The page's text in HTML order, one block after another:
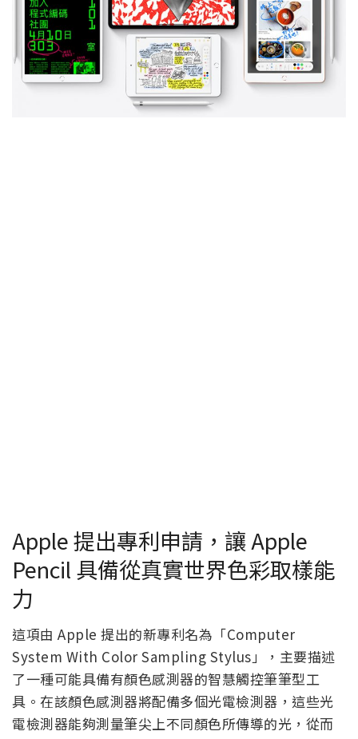
Apple 提出專利申請，讓 Apple
Pencil 具備從真實世界色彩取樣能
力
這項由 Apple 提出的新專利名為「Computer
System With Color Sampling Stylus」，主要描述
了一種可能具備有顏色感測器的智慧觸控筆筆型工
具。在該顏色感測器將配備多個光電檢測器，這些光
電檢測器能夠測量筆尖上不同顏色所傳導的光，從而